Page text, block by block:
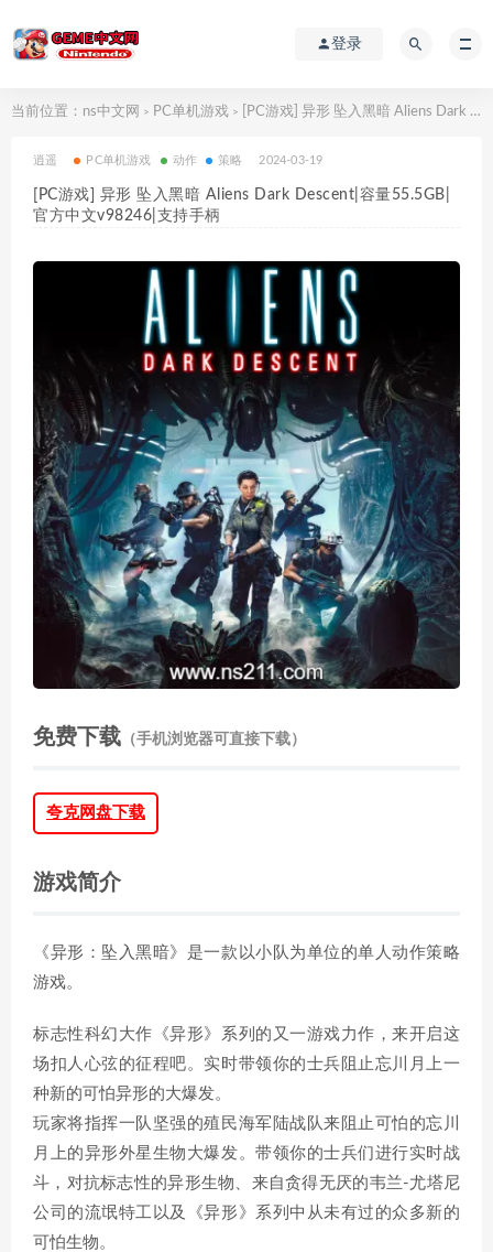
登录
当前位置： ns中文网 > PC单机游戏 > [PC游戏] 异形 坠入黑暗 Aliens Dark Descent|容量55.5GB|官方中文v98246|支持手柄
逍遥 PC单机游戏 动作 策略 2024-03-19
[PC游戏] 异形 坠入黑暗 Aliens Dark Descent|容量55.5GB|
官方中文v98246|支持手柄
免费下载 （手机浏览器可直接下载）
夸克网盘下载
游戏简介
《异形：坠入黑暗》是一款以小队为单位的单人动作策略
游戏。
标志性科幻大作《异形》系列的又一游戏力作，来开启这
场扣人心弦的征程吧。实时带领你的士兵阻止忘川月上一
种新的可怕异形的大爆发。
玩家将指挥一队坚强的殖民海军陆战队来阻止可怕的忘川
月上的异形外星生物大爆发。带领你的士兵们进行实时战
斗，对抗标志性的异形生物、来自贪得无厌的韦兰-尤塔尼
公司的流氓特工以及《异形》系列中从未有过的众多新的
可怕生物。